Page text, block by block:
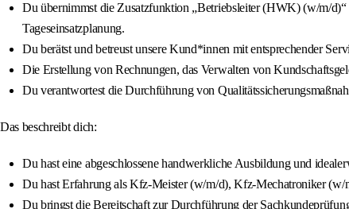
Du übernimmst die Zusatzfunktion „Betriebsleiter (HWK) (w/m/
Tageseinsatzplanung.
Du berätst und betreust unsere Kund*innen mit entsprechender
Die Erstellung von Rechnungen, das Verwalten von
Du verantwortest die Durchführung von
Das beschreibt dich:
Du hast eine abgeschlossene handwerkliche Ausbildung und
Du hast Erfahrung als Kfz-Meister (w/m/d), Kfz-Mechatroniker
Du bringst die Bereitschaft zur Durchführung der